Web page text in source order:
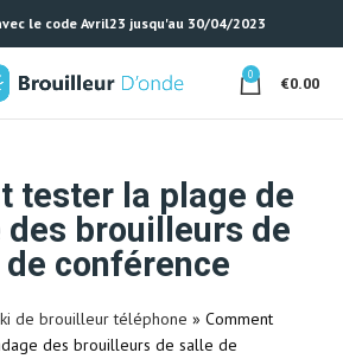
le code Avril23 jusqu'au 30/04/2023
0 €0.00
tester la plage de
des brouilleurs de
conférence
de brouilleur téléphone » Comment
des brouilleurs de salle de